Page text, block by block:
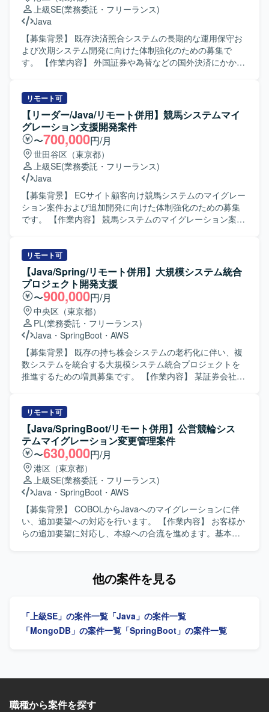
要望にも柔軟に対応し、品質とスピードのバランスを意識
して取り組める方が望ましいです。 【ポジションの魅力】
大規模なマイグレーションプロジェクトにおいて、上流工
程からテストまで一貫して関わることができるため、要件
定義力から実装力まで幅広いスキルを磨くことができま
ス側との調整経験も積むことができます。 【開発環境】
Java（Spring Boot）を中心としたアプリケーション開発環
境にて、AWS上の基盤およびReactを用いたフロントエンド
環境が組み合わさった構成となっております。
上級SE(業務委託・フリーランス)
Java
【募集背景】 既存決済照合システムの長期的な運用保守お
よび次期システム開発に向けた体制強化のための募集で
す。 【作業内容】 外国証券や為替などの国外決済にかかわ
ほか、既存システムの影響調査や修正方針の検討を実施い
ただきます。その後、要件定義から基本設計・詳細設計、
開発作業、結合・総合テスト、本番リリースまで一連の工
程を対応いただく想定です。2027年4月以降は次期システム
の開発対応にも参画いただきます。 【求める人物像】 お客
様との折衝を含めた上流工程から主体的に参画いただける
方を求めております。コミュニケーション能力が高く、関
係者と連携しながら積極的に作業を推進していただける方
を歓迎します。 【ポジションの魅力】 要件定義から本番リ
リースまで一通りの工程に携わることができ、金融系決済
業務に関する専門性を高めていただけます。既存システム
きます。 【開発環境】 クラサバ環境（VB6.0、C言語）お
よびWeb系技術（HTML、JavaScript、Java）、SQL、
SYBASEなどを用いた開発環境です。
リモート可
【リーダー/Java/リモート併用】競馬システムマイ
グレーション支援開発案件
〜700,000円/月
世田谷区（東京都）
上級SE(業務委託・フリーランス)
Java
【募集背景】 ECサイト顧客向け競馬システムのマイグレー
ション案件および追加開発に向けた体制強化のための募集
です。 【作業内容】 競馬システムのマイグレーション案件
要件定義や仕様理解、顧客調整、品質チェックやレビュ
ー、メンバー管理、周囲の参画者とのコミュニケーション
を行っていただきます。開発メンバーは競馬システムに関
わる機能追加や改修、マイグレーションに向けた開発作業
をチームで分担して行っていただきます。マイグレーショ
ン案件対応後は保守フェーズに移行し、継続的な改善や不
具合対応なども想定しています。 【求める人物像】 複数メ
ンバーと連携しながらプロジェクトを推進できる方を求め
ています。仕様理解や顧客調整を主体的に行い、品質とス
ケジュールのバランスを意識しながら進行管理ができる方
を歓迎いたします。英語を用いたコミュニケーションやド
レーションから保守運用まで一連の工程に携わることがで
き、要件定義から開発、品質管理まで幅広い経験を積むこ
とができます。英語環境でのコミュニケーション機会があ
り、グローバルな開発体制の中でスキルアップを図ること
ができます。リーダーポジションではマネジメントスキル
を活かしつつ、技術面にも関与できる環境です。 【開発環
境】 Javaを中心としたシステム開発環境で、必要に応じて
PHPやコンテナ技術、マイクロサービスなども活用する想
定です。英語ドキュメントを参照しながら開発を進める場
面も想定されています。
リモート可
【Java/Spring/リモート併用】大規模システム統合
プロジェクト開発支援
〜900,000円/月
中央区（東京都）
PL(業務委託・フリーランス)
Java ・ SpringBoot ・ AWS
【募集背景】 既存の持ち株会システムの老朽化に伴い、複
数システムを統合する大規模システム統合プロジェクトを
推進するための増員募集です。 【作業内容】 某証券会社向
ェーズであり、概要設計以降の設計、開発、テストなど一
連の工程に携わっていただきます。プロジェクトリーダー
またはPMとして、関連メンバーと連携しながら大規模シス
テム統合を推進していただきます。 【求める人物像】 大規
模システムにおける開発経験を活かし、関係者と円滑にコ
ミュニケーションを取りながらプロジェクトをリードして
いただける方を求めています。金融、証券、クレジットカ
ードなどの業務知識を活かし、要件や業務フローを正しく
理解した上で設計やレビューができる方が望ましいです。
【ポジションの魅力】 大規模なシステム統合プロジェクト
に上流工程から参画でき、金融系システムの知見を深めな
Java（Spring BootまたはSpring）を中心とした環境での開
リモート可
【Java/SpringBoot/リモート併用】公営競輪シス
テムマイグレーション変更管理案件
〜630,000円/月
港区（東京都）
上級SE(業務委託・フリーランス)
Java ・ SpringBoot ・ AWS
【募集背景】 COBOLからJavaへのマイグレーションに伴
い、追加要望への対応を行います。 【作業内容】 お客様か
らの追加要望に対応し、本線への合流を進めます。基本設
ロジェクトにおいて、設計からテストまで一貫して携わる
他の案件を見る
「上級SE」の案件一覧 「Java」の案件一覧
「MongoDB」の案件一覧 「SpringBoot」の案件一覧
職種から案件を探す